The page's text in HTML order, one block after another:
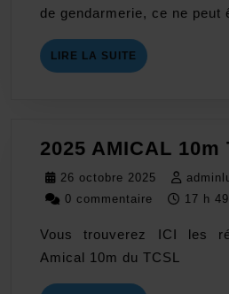
de gendarmerie, ce ne peut
LIRE LA SUITE LIRE
LA
2025 AMICAL 10m
26 octobre 2025
26
octobre
0 commentaire
17 h
Vous trouverez ICI les
Amical 10m du TCSL